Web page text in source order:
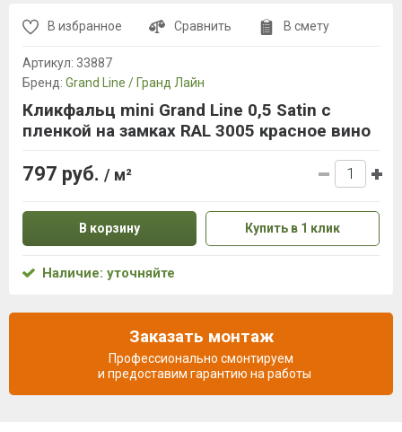
В избранное Сравнить В смету
Артикул: 33887
Бренд: Grand Line / Гранд Лайн
Кликфальц mini Grand Line 0,5 Satin с
пленкой на замках RAL 3005 красное вино
797 руб. / м²
В корзину Купить в 1 клик
Наличие: уточняйте
Заказать монтаж
Профессионально смонтируем
и предоставим гарантию на работы